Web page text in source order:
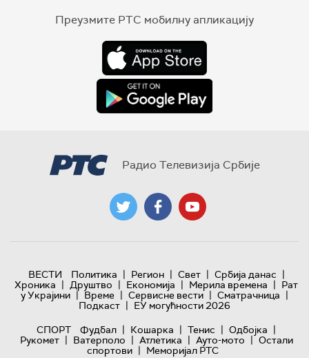
Преузмите РТС мобилну апликацију
Радио Телевизија Србије
ВЕСТИ Политика | Регион | Свет | Србија данас |
Хроника | Друштво | Економија | Мерила времена | Рат
у Украјини | Време | Сервисне вести | Сматрачница |
Подкаст | ЕУ могућности 2026
СПОРТ
Фудбал | Кошарка | Тенис | Одбојка |
Рукомет | Ватерполо | Атлетика | Ауто-мото | Остали
спортови | Меморијал РТС